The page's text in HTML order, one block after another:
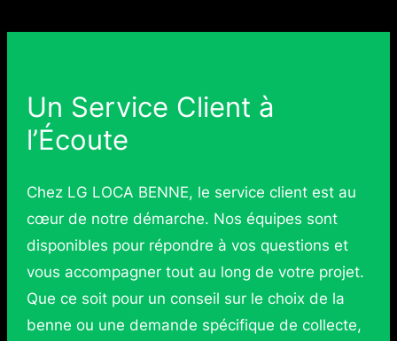
Un Service Client à
l’Écoute
Chez LG LOCA BENNE, le service client est au
cœur de notre démarche. Nos équipes sont
disponibles pour répondre à vos questions et
vous accompagner tout au long de votre projet.
Que ce soit pour un conseil sur le choix de la
benne ou une demande spécifique de collecte,